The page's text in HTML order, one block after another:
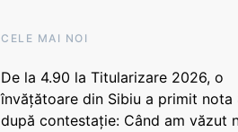
CELE MAI NOI
De la 4.90 la Titularizare 2026, o
învățătoare din Sibiu a primit nota
după contestație: Când am văzut